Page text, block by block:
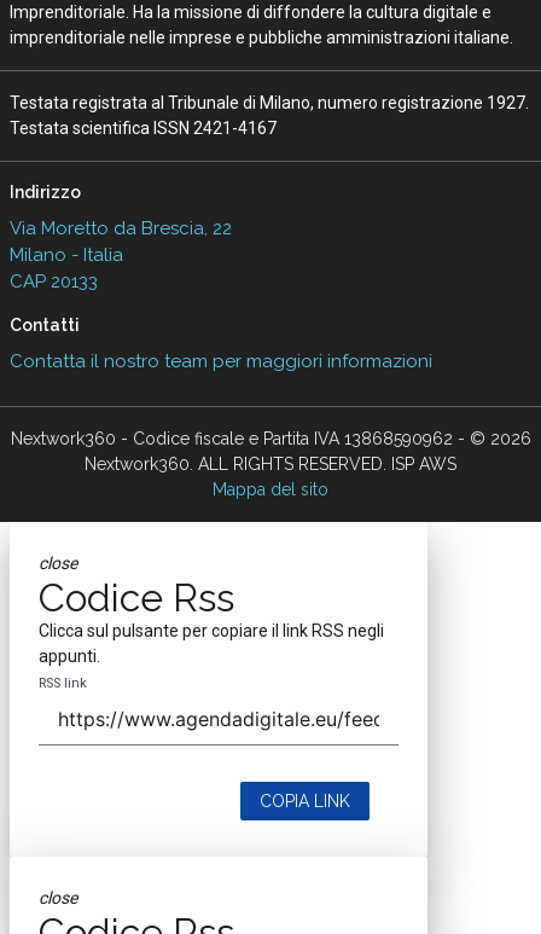
Imprenditoriale. Ha la missione di diffondere la cultura digitale e
imprenditoriale nelle imprese e pubbliche amministrazioni italiane.
Testata registrata al Tribunale di Milano, numero registrazione 1927.
Testata scientifica ISSN 2421-4167
Indirizzo
Via Moretto da Brescia, 22
Milano - Italia
CAP 20133
Contatti
Contatta il nostro team per maggiori informazioni
Nextwork360 - Codice fiscale e Partita IVA 13868590962 - © 2026
Nextwork360. ALL RIGHTS RESERVED. ISP AWS
Mappa del sito
close
Codice Rss
Clicca sul pulsante per copiare il link RSS negli
appunti.
RSS link
COPIA LINK
close